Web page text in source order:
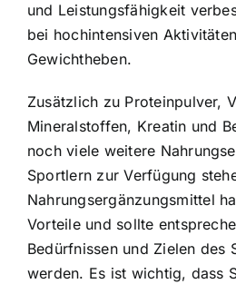
und Leistungsfähigkeit
bei hochintensiven
Gewichtheben.
Zusätzlich zu Proteinpulver,
Mineralstoffen, Kreatin und
noch viele weitere
Sportlern zur Verfügung
Nahrungsergänzungsmittel
Vorteile und sollte
Bedürfnissen und Zielen des
werden. Es ist wichtig, dass